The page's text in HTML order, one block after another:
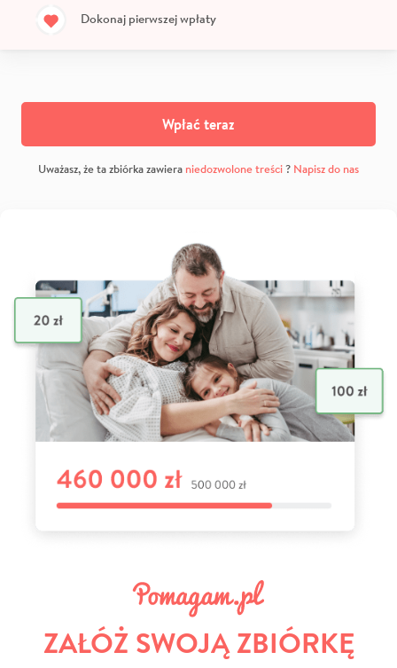
Dokonaj pierwszej wpłaty
Wpłać teraz
Uważasz, że ta zbiórka zawiera niedozwolone treści? Napisz do nas
ZAŁÓŻ SWOJĄ ZBIÓRKĘ